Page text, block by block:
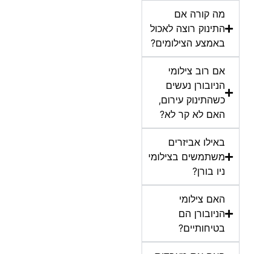
מה קורה אם
התינוק רוצה לאכול
באמצע הצילומים?
אם רוב צילומי
הניובורן נעשים
כשהתינוק עירום,
האם לא קר לא?
באילו אביזרים
משתמשים בצילומי
ניו בורן?
האם צילומי
הניובורן הם
בטיחותיים?